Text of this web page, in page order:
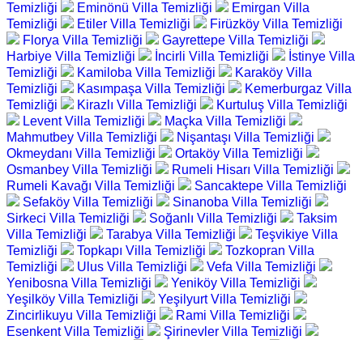
Temizliği
Eminönü Villa Temizliği
Emirgan Villa
Temizliği
Etiler Villa Temizliği
Firüzköy Villa Temizliği
Florya Villa Temizliği
Gayrettepe Villa Temizliği
Harbiye Villa Temizliği
İncirli Villa Temizliği
İstinye Villa
Temizliği
Kamiloba Villa Temizliği
Karaköy Villa
Temizliği
Kasımpaşa Villa Temizliği
Kemerburgaz Villa
Temizliği
Kirazlı Villa Temizliği
Kurtuluş Villa Temizliği
Levent Villa Temizliği
Maçka Villa Temizliği
Mahmutbey Villa Temizliği
Nişantaşı Villa Temizliği
Okmeydanı Villa Temizliği
Ortaköy Villa Temizliği
Osmanbey Villa Temizliği
Rumeli Hisarı Villa Temizliği
Rumeli Kavağı Villa Temizliği
Sancaktepe Villa Temizliği
Sefaköy Villa Temizliği
Sinanoba Villa Temizliği
Sirkeci Villa Temizliği
Soğanlı Villa Temizliği
Taksim
Villa Temizliği
Tarabya Villa Temizliği
Teşvikiye Villa
Temizliği
Topkapı Villa Temizliği
Tozkopran Villa
Temizliği
Ulus Villa Temizliği
Vefa Villa Temizliği
Yenibosna Villa Temizliği
Yeniköy Villa Temizliği
Yeşilköy Villa Temizliği
Yeşilyurt Villa Temizliği
Zincirlikuyu Villa Temizliği
Rami Villa Temizliği
Esenkent Villa Temizliği
Şirinevler Villa Temizliği